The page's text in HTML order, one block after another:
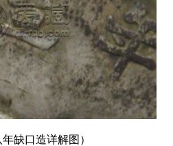
年缺口造详解图）